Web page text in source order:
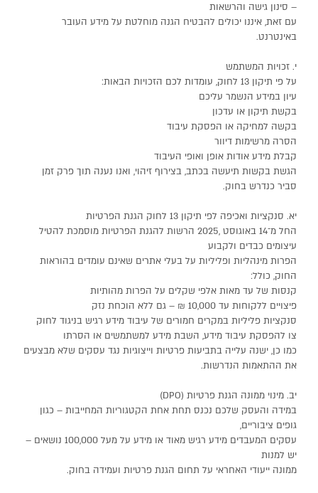
– סינון גישה והרשאות
עם זאת, איננו יכולים להבטיח הגנה מוחלטת על מידע העובר
באינטרנט.
י. זכויות המשתמש
על פי תיקון 13 לחוק, עומדות לכם הזכויות הבאות:
עיון במידע הנשמר עליכם
בקשת תיקון או עדכון
בקשה למחיקה או הפסקת עיבוד
הסרה מרשימות דיוור
קבלת מידע אודות אופן ואופי העיבוד
הגשת בקשות תיעשה בכתב, בצירוף זיהוי, ואנו נענה תוך פרק זמן
סביר כנדרש בחוק.
יא. סנקציות ואכיפה לפי תיקון 13 לחוק הגנת הפרטיות
החל מ־14 באוגוסט ,2025 הרשות להגנת הפרטיות מוסמכת להטיל
עיצומים כבדים ולקבוע
הפרות מינהליות ופליליות על בעלי אתרים שאינם עומדים בהוראות
החוק, כולל:
קנסות של עד מאות אלפי שקלים על הפרות מהותיות
פיצויים ללקוחות עד 10,000 ₪ – גם ללא הוכחת נזק
סנקציות פליליות במקרים חמורים של עיבוד מידע רגיש בניגוד לחוק
צו להפסקת עיבוד מידע, השבת מידע למשתמשים או הסרתו
כמו כן, ישנה עלייה בתביעות פרטיות וייצוגיות נגד עסקים שלא מבצעים
את ההתאמות הנדרשות.
יב. מינוי ממונה הגנת פרטיות (DPO)
במידה והעסק שלכם נכנס תחת אחת הקטגוריות המחייבות – כגון
גופים ציבוריים,
עסקים המעבדים מידע רגיש מאוד או מידע על מעל 100,000 נושאים –
יש למנות
ממונה ייעודי האחראי על תחום הגנת פרטיות ועמידה בחוק.